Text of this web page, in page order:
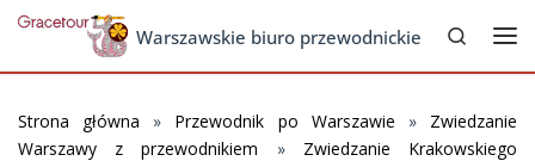
Skip to contentWarszawskie biuro przewodnickie
Search
Strona główna » Przewodnik po Warszawie » Zwiedzanie
Warszawy z przewodnikiem » Zwiedzanie Krakowskiego